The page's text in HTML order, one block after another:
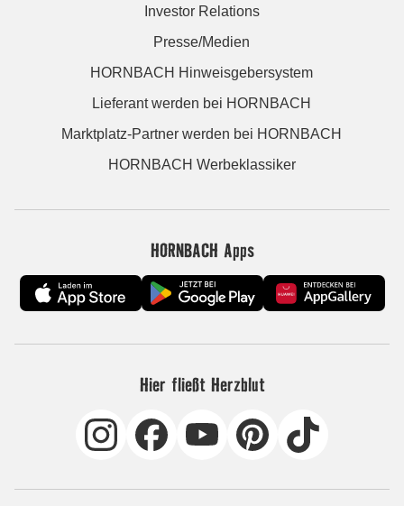
Investor Relations
Presse/Medien
HORNBACH Hinweisgebersystem
Lieferant werden bei HORNBACH
Marktplatz-Partner werden bei HORNBACH
HORNBACH Werbeklassiker
HORNBACH Apps
Hier fließt Herzblut